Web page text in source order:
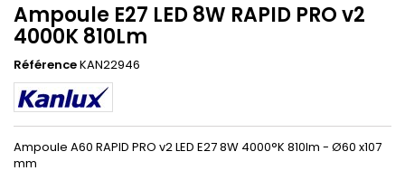
Ampoule E27 LED 8W RAPID PRO v2
4000K 810Lm
RéférenceKAN22946
Ampoule A60 RAPID PRO v2 LED E27 8W 4000°K 810lm - Ø60 x107
mm